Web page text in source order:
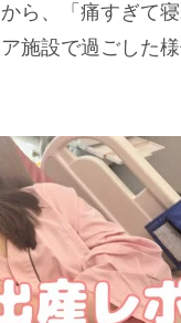
ら、「痛すぎて
施設で過ごした